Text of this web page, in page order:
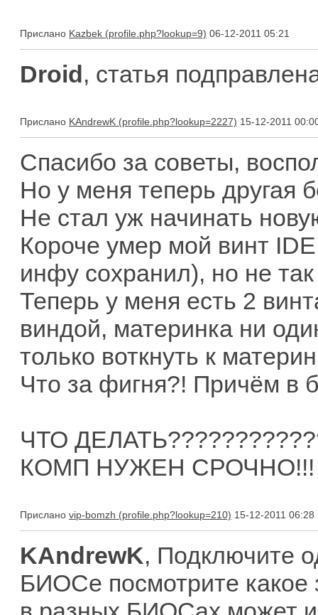
Прислано Kazbek 06-12-2011 05:21
Droid, статья
Прислано KAndrewK 15-12-2011
Спасибо за советы,
Но у меня теперь другая
Не стал уж начинать
Короче умер мой винт
инфу сохранил), но не
Теперь у меня есть 2
виндой, материнка ни
только воткнуть к
Что за фигня?! Причём в
ЧТО
КОМП НУЖЕН СРОЧНО!!!
Прислано vip-bomzh 15-12-2011 06:28
KAndrewK, Подключите
БИОСе посмотрите